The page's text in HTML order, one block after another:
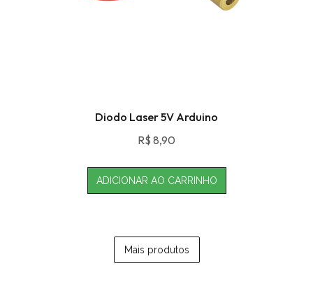
Diodo Laser 5V Arduino
R$ 8,90
ADICIONAR AO CARRINHO
Mais produtos